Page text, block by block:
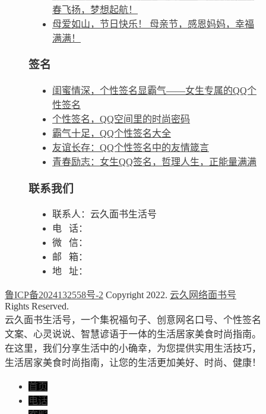
春飞扬，梦想起航！
母爱如山，节日快乐！ 母亲节，感恩妈妈，幸福
满满！
签名
闺蜜情深，个性签名显霸气——女生专属的QQ个
性签名
个性签名，QQ空间里的时尚密码
霸气十足，QQ个性签名大全
友谊长存：QQ个性签名中的友情箴言
青春励志：女生QQ签名，哲理人生，正能量满满
联系我们
联系人：云久面书生活号
电 话：
微 信：
邮 箱：
地 址：
鲁ICP备2024132558号-2 Copyright 2022. 云久网络面书号
Rights Reserved.
云久面书生活号，一个集祝福句子、创意网名口号、个性签名
文案、心灵说说、智慧谚语于一体的生活居家美食时尚指南。
在这里，我们分享生活中的小确幸，为您提供实用生活技巧，
生活居家美食时尚指南，让您的生活更加美好、时尚、健康！
首页
电话